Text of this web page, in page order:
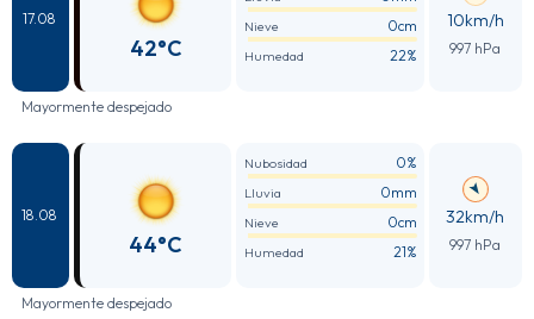
17.08
42°C
Nieve 0cm
Humedad 22%
10km/h
997 hPa
Mayormente despejado
18.08
44°C
Nubosidad 0%
Lluvia 0mm
Nieve 0cm
Humedad 21%
32km/h
997 hPa
Mayormente despejado